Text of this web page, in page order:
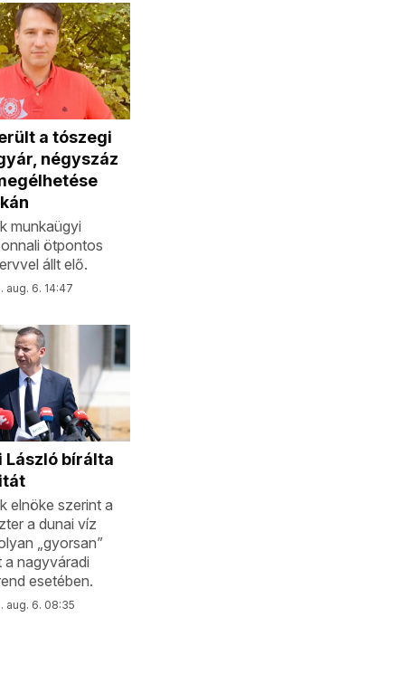
a tószegi
négyszáz
munkaügyi
ötpontos
állt elő.
aug. 6. 14:47
László bírálta
elnöke szerint a
a dunai víz
„gyorsan”
a nagyváradi
esetében.
aug. 6. 08:35